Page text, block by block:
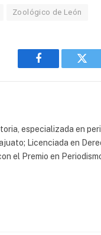
Zoológico de León
Facebook
especializada en
Licenciada en
el Premio en